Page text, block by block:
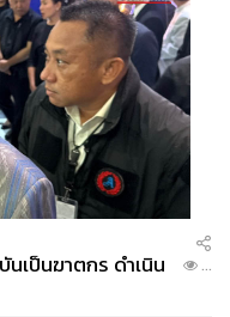
นเป็นฆาตกร ดำเนิน
...